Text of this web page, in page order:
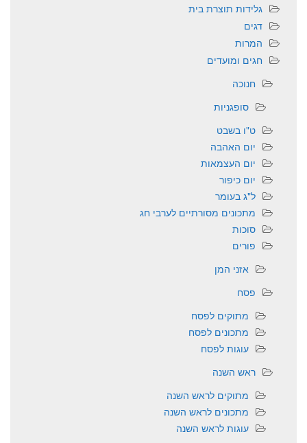
גלידות תוצרת בית
דגים
המרות
חגים ומועדים
חנוכה
סופגניות
ט"ו בשבט
יום האהבה
יום העצמאות
יום כיפור
ל"ג בעומר
מתכונים מסורתיים לערבי חג
סוכות
פורים
אזני המן
פסח
מתוקים לפסח
מתכונים לפסח
עוגות לפסח
ראש השנה
מתוקים לראש השנה
מתכונים לראש השנה
עוגות לראש השנה